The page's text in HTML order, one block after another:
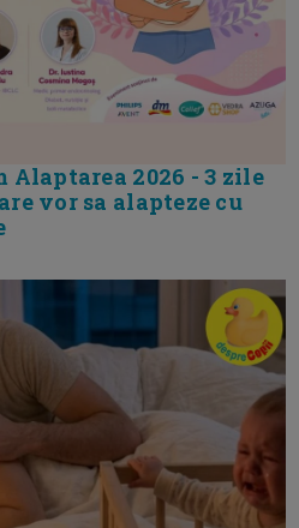
2026 - 3 zile
vor sa alapteze cu